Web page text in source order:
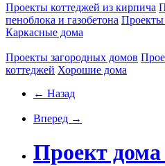
Проекты коттеджей из кирпича
пеноблока и газобетона Проекты
Каркасные дома
Проекты загородных домов
коттеджей Хорошие дома
← Назад
Вперед →
Проект